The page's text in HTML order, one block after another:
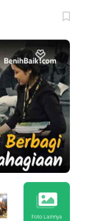
Foto Lainnya